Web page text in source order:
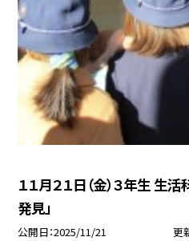
１１月２１日（金）３年生 生
発見」
公開日 2025/11/21 更